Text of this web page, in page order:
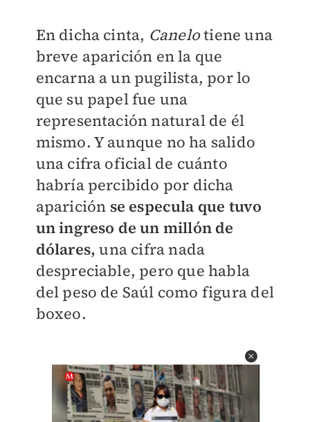
En dicha cinta, Canelotiene una
breve aparición en la que
encarna a un pugilista, por lo
que su papel fue una
representación natural de él
mismo. Y aunque no ha salido
una cifra oficial de cuánto
habría percibido por dicha
aparición se especula que tuvo
un ingreso de un millón de
dólares, una cifra nada
despreciable, pero que habla
del peso de Saúl como figura del
boxeo.